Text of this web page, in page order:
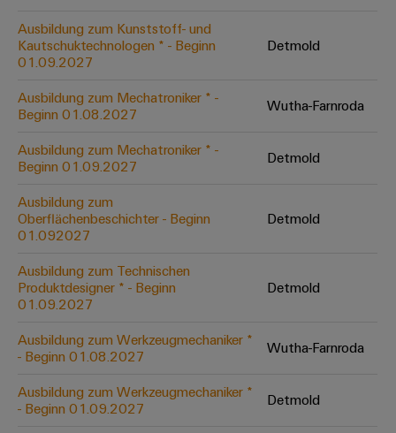
Sicherer
Betrieb
mit
Lösungen
für
Prozessindustrie
Mehr
Ressourceneffizienz
durch
Schaltschrankbau
Lösungen
die
Herausforderungen
Schaltschrankbau
Industrial
IoT
Industrial
Security
Industrial
Service
Platform
easyConnect
Regler
Gerätehersteller
Leiterplattensteckverbinder
&
Industrial
Ethernet
Touch-
Panels
Engineering-
Visualisierungstools
Energiemessung
und
Smart
Metering
Weidmüller
AI
Digitale
Bestellmöglichkeiten
eShop
OCI-
EDI-
Schnittstelle
ALLE
SERVICES
finden
Solution
Partner
-
Systemintegratoren
Messen
&
Globale
Messen
&
Events
Stellenbörse
Entwicklung
Karriere auf
Ausbildung zum Kunststoff- und
Kautschuktechnologen * - Beginn
01.09.2027
Detmold
Ausbildung zum Mechatroniker * -
Beginn 01.08.2027
Wutha-Farnroda
Ausbildung zum Mechatroniker * -
Beginn 01.09.2027
Detmold
Ausbildung zum
Oberflächenbeschichter - Beginn
01.092027
Detmold
Ausbildung zum Technischen
Produktdesigner * - Beginn
01.09.2027
Detmold
Ausbildung zum Werkzeugmechaniker *
- Beginn 01.08.2027
Wutha-Farnroda
Ausbildung zum Werkzeugmechaniker *
- Beginn 01.09.2027
Detmold